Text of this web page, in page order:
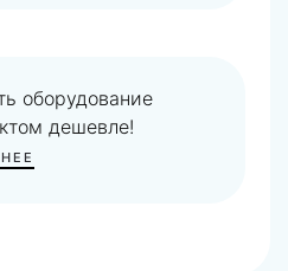
оборудование
дешевле!